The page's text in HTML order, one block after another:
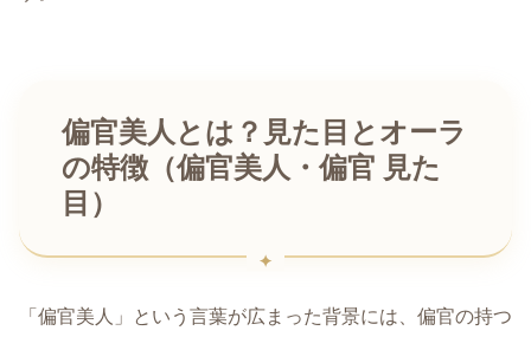
偏官美人とは？見た目とオーラ
の特徴（偏官美人・偏官 見た
目）
「偏官美人」という言葉が広まった背景には、偏官の持つ